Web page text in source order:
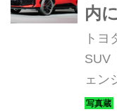
内
トヨ
SUV
ェン
売が